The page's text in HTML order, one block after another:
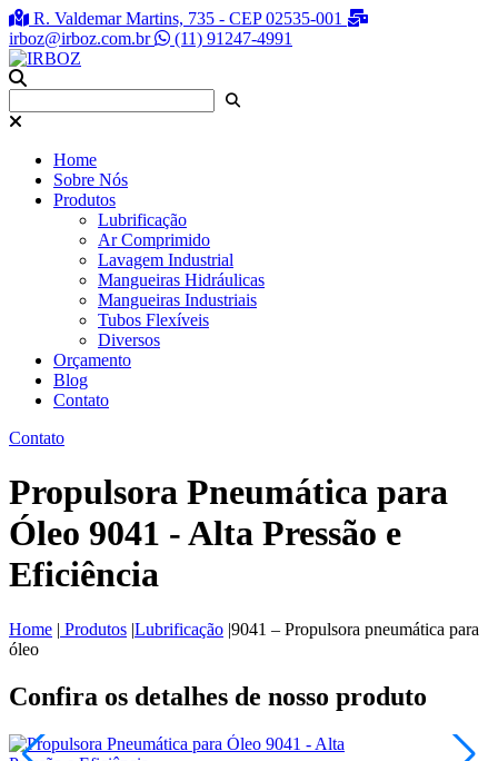
R. Valdemar Martins, 735 - CEP 02535-001
irboz@irboz.com.br
(11) 91247-4991
Home
Sobre Nós
Produtos
Lubrificação
Ar Comprimido
Lavagem Industrial
Mangueiras Hidráulicas
Mangueiras Industriais
Tubos Flexíveis
Diversos
Orçamento
Blog
Contato
Contato
Propulsora Pneumática para
Óleo 9041 - Alta Pressão e
Eficiência
Home | Produtos |Lubrificação |9041 – Propulsora pneumática para
óleo
Confira os detalhes de nosso produto